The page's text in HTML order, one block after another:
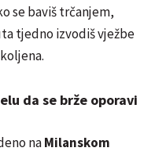
se baviš trčanjem,
tjedno izvodiš vježbe
da se brže oporavi
naMilanskom